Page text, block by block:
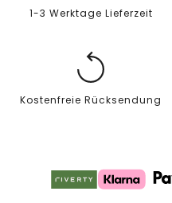
1-3 Werktage Lieferzeit
Kostenfreie Rücksendung